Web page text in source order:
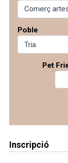
location_onC/
email
travel_explore Més
Poble
Pet
Inscripció